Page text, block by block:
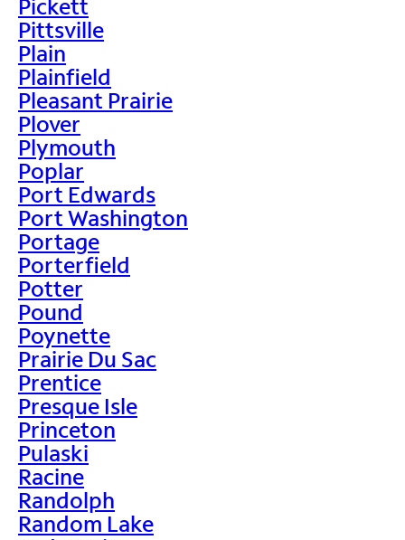
Pickett
Pittsville
Plain
Plainfield
Pleasant Prairie
Plover
Plymouth
Poplar
Port Edwards
Port Washington
Portage
Porterfield
Potter
Pound
Poynette
Prairie Du Sac
Prentice
Presque Isle
Princeton
Pulaski
Racine
Randolph
Random Lake